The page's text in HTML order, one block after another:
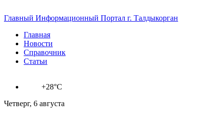
Главный Информационный Портал г. Талдыкорган
Главная
Новости
Справочник
Статьи
+28°C
Четверг, 6 августа